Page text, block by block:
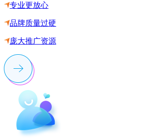
专业更放心
品牌质量过硬
庞大推广资源